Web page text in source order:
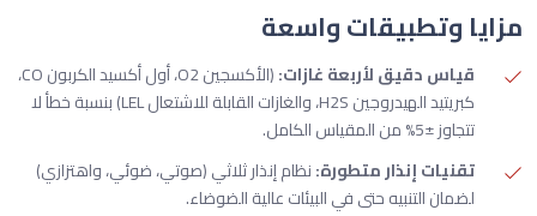
مزايا وتطبيقات واسعة
قياس دقيق لأربعة غازات:
(الأكسجين O2، أول أكسيد الكربون CO،
كبريتيد الهيدروجين H2S، والغازات القابلة للاشتعال LEL) بنسبة خطأ لا
تتجاوز ±5% من المقياس الكامل.
تقنيات إنذار متطورة:نظام إنذار ثلاثي (صوتي، ضوئي، واهتزازي)
لضمان التنبيه حتى في البيئات عالية الضوضاء.